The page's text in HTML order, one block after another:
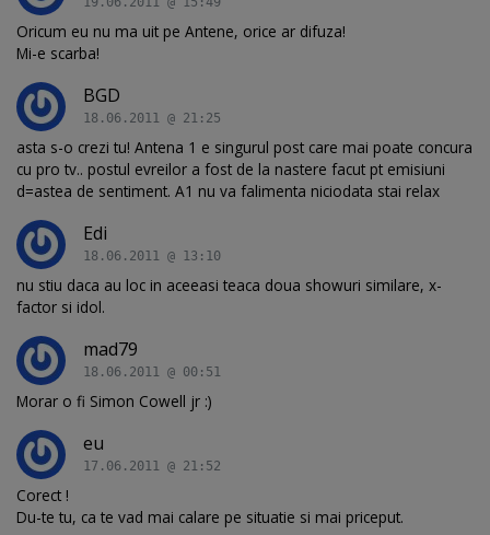
Oricum eu nu ma uit pe Antene, orice ar difuza!
Mi-e scarba!
BGD
18.06.2011 @ 21:25
asta s-o crezi tu! Antena 1 e singurul post care mai poate concura
cu pro tv.. postul evreilor a fost de la nastere facut pt emisiuni
d=astea de sentiment. A1 nu va falimenta niciodata stai relax
Edi
18.06.2011 @ 13:10
nu stiu daca au loc in aceeasi teaca doua showuri similare, x-
factor si idol.
mad79
18.06.2011 @ 00:51
Morar o fi Simon Cowell jr :)
eu
17.06.2011 @ 21:52
Corect !
Du-te tu, ca te vad mai calare pe situatie si mai priceput.